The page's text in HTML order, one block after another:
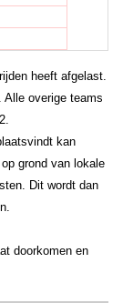
heeft afgelast.
. Alle overige teams
kan
grond van lokale
Dit wordt dan
doorkomen en